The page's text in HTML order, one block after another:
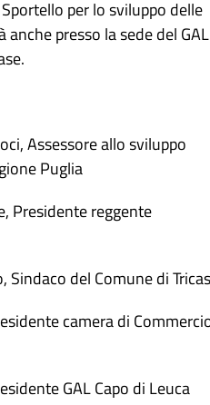
per lo sviluppo delle
anche presso la sede del GAL
Assessore allo sviluppo
Puglia
Presidente reggente
del Comune di
camera di
GAL Capo di Leuca